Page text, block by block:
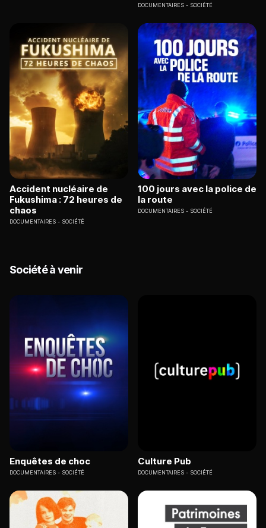
DOCUMENTAIRES SOCIÉTÉ
Accident nucléaire de
Fukushima : 72 heures de
chaos
DOCUMENTAIRES SOCIÉTÉ
100 jours avec la police de
la route
DOCUMENTAIRES SOCIÉTÉ
Société à venir
Enquêtes de choc
DOCUMENTAIRES SOCIÉTÉ
Culture Pub
DOCUMENTAIRES SOCIÉTÉ